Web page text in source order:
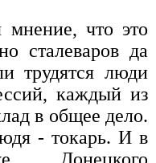
мнение, что это
сталеваров да
трудятся люди
каждый из
в общее дело.
- токарь. И в